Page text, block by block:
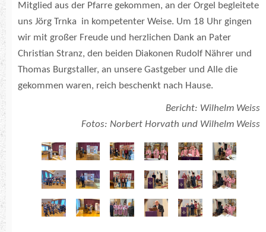
Mitglied aus der Pfarre gekommen, an der Orgel begleitete
uns Jörg Trnka in kompetenter Weise. Um 18 Uhr gingen
wir mit großer Freude und herzlichen Dank an Pater
Christian Stranz, den beiden Diakonen Rudolf Nährer und
Thomas Burgstaller, an unsere Gastgeber und Alle die
gekommen waren, reich beschenkt nach Hause.
Bericht: Wilhelm Weiss
Fotos: Norbert Horvath und Wilhelm Weiss